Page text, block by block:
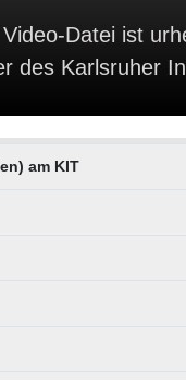
Datei ist
des Karlsruher
am KIT